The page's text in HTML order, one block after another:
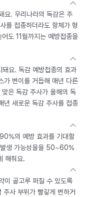
요. 우리나라의 독감은 주
를 접종하더라도 항체가 형
도 11월까지는 예방접종을
요. 독감 예방접종의 효과
가 변이를 거듭해 매년 다른
은 독감 주사가 올해의 독
년 새로운 독감 주사를 접종
의 예방 효과를 기대할
발생 가능성을을 50~60%
해줘요.
이 골고루 퍼질 수 있도록
사 부위가 빨갛게 변하거